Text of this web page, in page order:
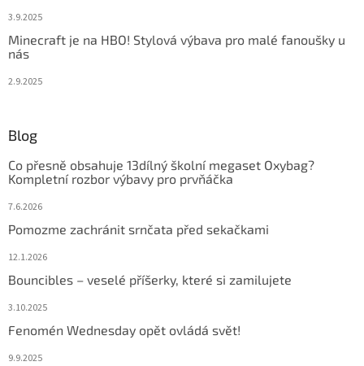
3.9.2025
Minecraft je na HBO! Stylová výbava pro malé fanoušky u
nás
2.9.2025
Blog
Co přesně obsahuje 13dílný školní megaset Oxybag?
Kompletní rozbor výbavy pro prvňáčka
7.6.2026
Pomozme zachránit srnčata před sekačkami
12.1.2026
Bouncibles – veselé příšerky, které si zamilujete
3.10.2025
Fenomén Wednesday opět ovládá svět!
9.9.2025